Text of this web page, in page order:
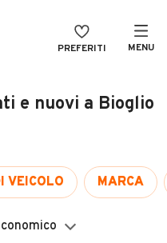
PREFERITI MENU
e nuovi a Bioglio